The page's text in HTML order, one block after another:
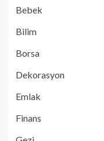
Bebek
Bilim
Borsa
Dekorasyon
Emlak
Finans